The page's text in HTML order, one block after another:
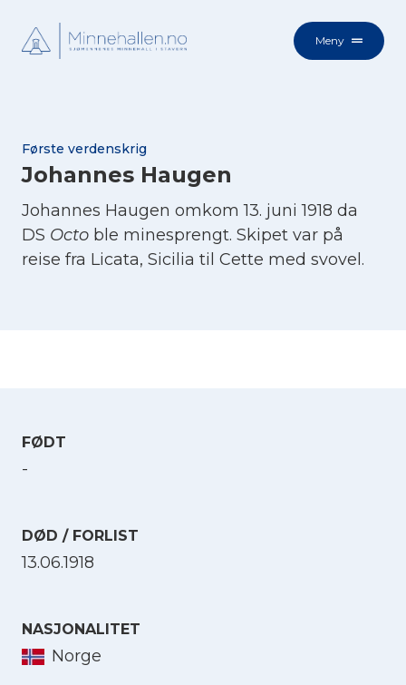
Meny
Første verdenskrig
Johannes Haugen
Johannes Haugen omkom 13. juni 1918 da
DS Octo ble minesprengt. Skipet var på
reise fra Licata, Sicilia til Cette med svovel.
FØDT
-
DØD / FORLIST
13.06.1918
NASJONALITET
Norge